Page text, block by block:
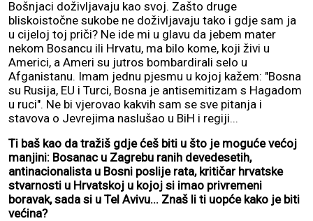
Bošnjaci doživljavaju kao svoj. Zašto druge
bliskoistočne sukobe ne doživljavaju tako i gdje sam ja
u cijeloj toj priči? Ne ide mi u glavu da jebem mater
nekom Bosancu ili Hrvatu, ma bilo kome, koji živi u
Americi, a Ameri su jutros bombardirali selo u
Afganistanu. Imam jednu pjesmu u kojoj kažem: "Bosna
su Rusija, EU i Turci, Bosna je antisemitizam s Hagadom
u ruci". Ne bi vjerovao kakvih sam se sve pitanja i
stavova o Jevrejima naslušao u BiH i regiji...
Ti baš kao da tražiš gdje ćeš biti u što je moguće većoj
manjini: Bosanac u Zagrebu ranih devedesetih,
antinacionalista u Bosni poslije rata, kritičar hrvatske
stvarnosti u Hrvatskoj u kojoj si imao privremeni
boravak, sada si u Tel Avivu... Znaš li ti uopće kako je biti
većina?